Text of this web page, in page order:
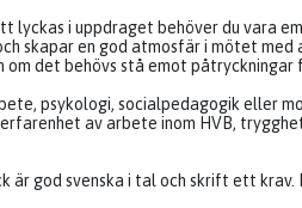
lyckas i uppdraget behöver du vara
skapar en god atmosfär i mötet med
det behövs stå emot påtryckningar
psykologi, socialpedagogik eller
av arbete inom HVB,
är god svenska i tal och skrift ett krav.